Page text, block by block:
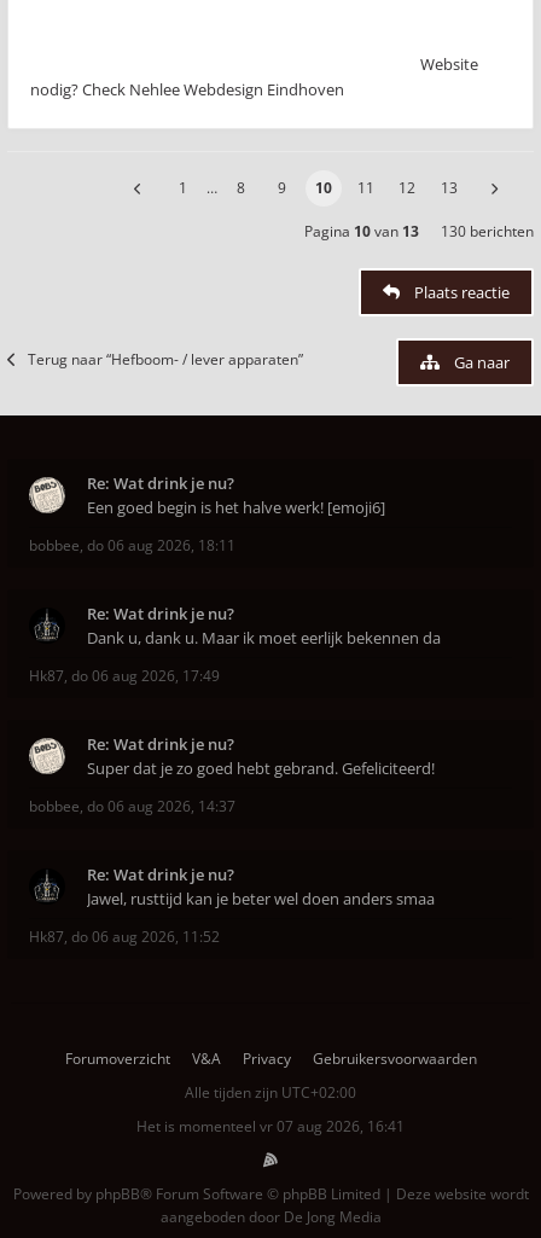
Website
nodig? Check Nehlee Webdesign Eindhoven
1 … 8 9 10 11 12 13
Pagina 10van 13 130 berichten
Plaats reactie
Terug naar “Hefboom- / lever apparaten” Ga naar
Re: Wat drink je nu?
Een goed begin is het halve werk! [emoji6]
bobbee, do 06 aug 2026, 18:11
Re: Wat drink je nu?
Dank u, dank u. Maar ik moet eerlijk bekennen da
Hk87, do 06 aug 2026, 17:49
Re: Wat drink je nu?
Super dat je zo goed hebt gebrand. Gefeliciteerd!
bobbee, do 06 aug 2026, 14:37
Re: Wat drink je nu?
Jawel, rusttijd kan je beter wel doen anders smaa
Hk87, do 06 aug 2026, 11:52
Forumoverzicht V&A Privacy
Gebruikersvoorwaarden
Alle tijden zijn UTC+02:00
Het is momenteel vr 07 aug 2026, 16:41
Powered by phpBB® Forum Software © phpBB Limited | Deze website wordt
aangeboden door De Jong Media